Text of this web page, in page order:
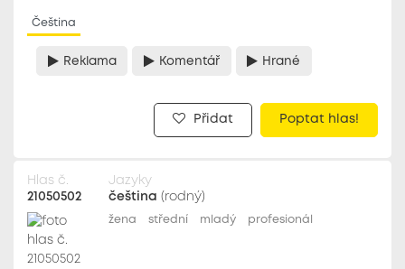
Čeština
Reklama Komentář Hrané
Přidat Poptat hlas!
Hlas č.
21050502
Jazyky
čeština (rodný)
žena střední mladý profesionál